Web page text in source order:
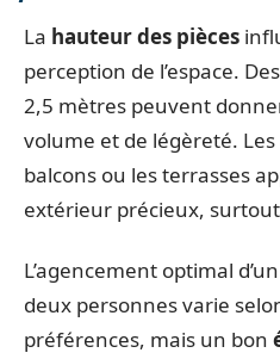
La hauteur des pièces
perception de l’espace.
2,5 mètres peuvent
volume et de légèreté. Les
balcons ou les terrasses
extérieur précieux,
L’agencement optimal
deux personnes varie
préférences, mais un bon